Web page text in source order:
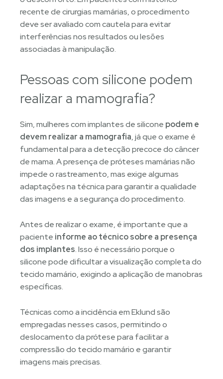
recente de cirurgias mamárias, o procedimento
deve ser avaliado com cautela para evitar
interferências nos resultados ou lesões
associadas à manipulação.
Pessoas com silicone podem
realizar a mamografia?
Sim, mulheres com implantes de silicone podem e
devem realizar a mamografia, já que o exame é
fundamental para a detecção precoce do câncer
de mama. A presença de próteses mamárias não
impede o rastreamento, mas exige algumas
adaptações na técnica para garantir a qualidade
das imagens e a segurança do procedimento.
Antes de realizar o exame, é importante que a
paciente informe ao técnico sobre a presença
dos implantes. Isso é necessário porque o
silicone pode dificultar a visualização completa do
tecido mamário, exigindo a aplicação de manobras
específicas.
Técnicas como a incidência em Eklund são
empregadas nesses casos, permitindo o
deslocamento da prótese para facilitar a
compressão do tecido mamário e garantir
imagens mais precisas.